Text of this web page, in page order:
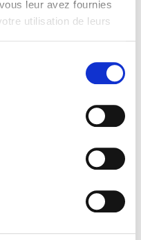
leur avez fournies
utilisation de leurs
ACCESSIBILITÉ CONTACT
Fundazioa
Baiona -